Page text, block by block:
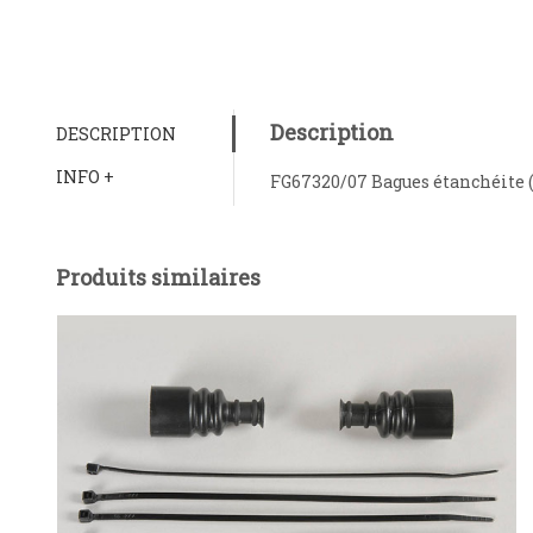
DESCRIPTION
INFO +
Description
FG67320/07 Bagues étanchéite
Produits similaires